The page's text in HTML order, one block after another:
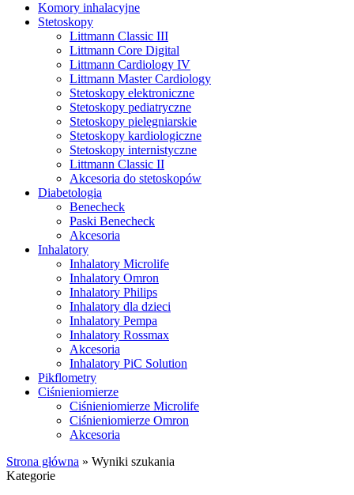
Komory inhalacyjne
Stetoskopy
Littmann Classic III
Littmann Core Digital
Littmann Cardiology IV
Littmann Master Cardiology
Stetoskopy elektroniczne
Stetoskopy pediatryczne
Stetoskopy pielęgniarskie
Stetoskopy kardiologiczne
Stetoskopy internistyczne
Littmann Classic II
Akcesoria do stetoskopów
Diabetologia
Benecheck
Paski Benecheck
Akcesoria
Inhalatory
Inhalatory Microlife
Inhalatory Omron
Inhalatory Philips
Inhalatory dla dzieci
Inhalatory Pempa
Inhalatory Rossmax
Akcesoria
Inhalatory PiC Solution
Pikflometry
Ciśnieniomierze
Ciśnieniomierze Microlife
Ciśnieniomierze Omron
Akcesoria
Strona główna » Wyniki szukania
Kategorie